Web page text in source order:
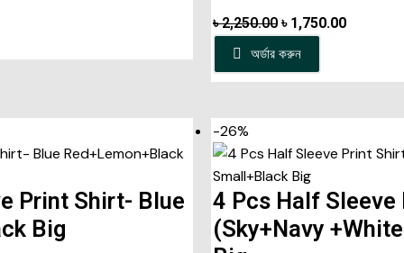
৳2,250.00 ৳ 1,750.00
অর্ডার করুন
Print Shirt- Blue
Big
-26%
4 Pcs Half
(Sky+Navy